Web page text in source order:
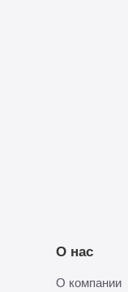
О нас
О компании